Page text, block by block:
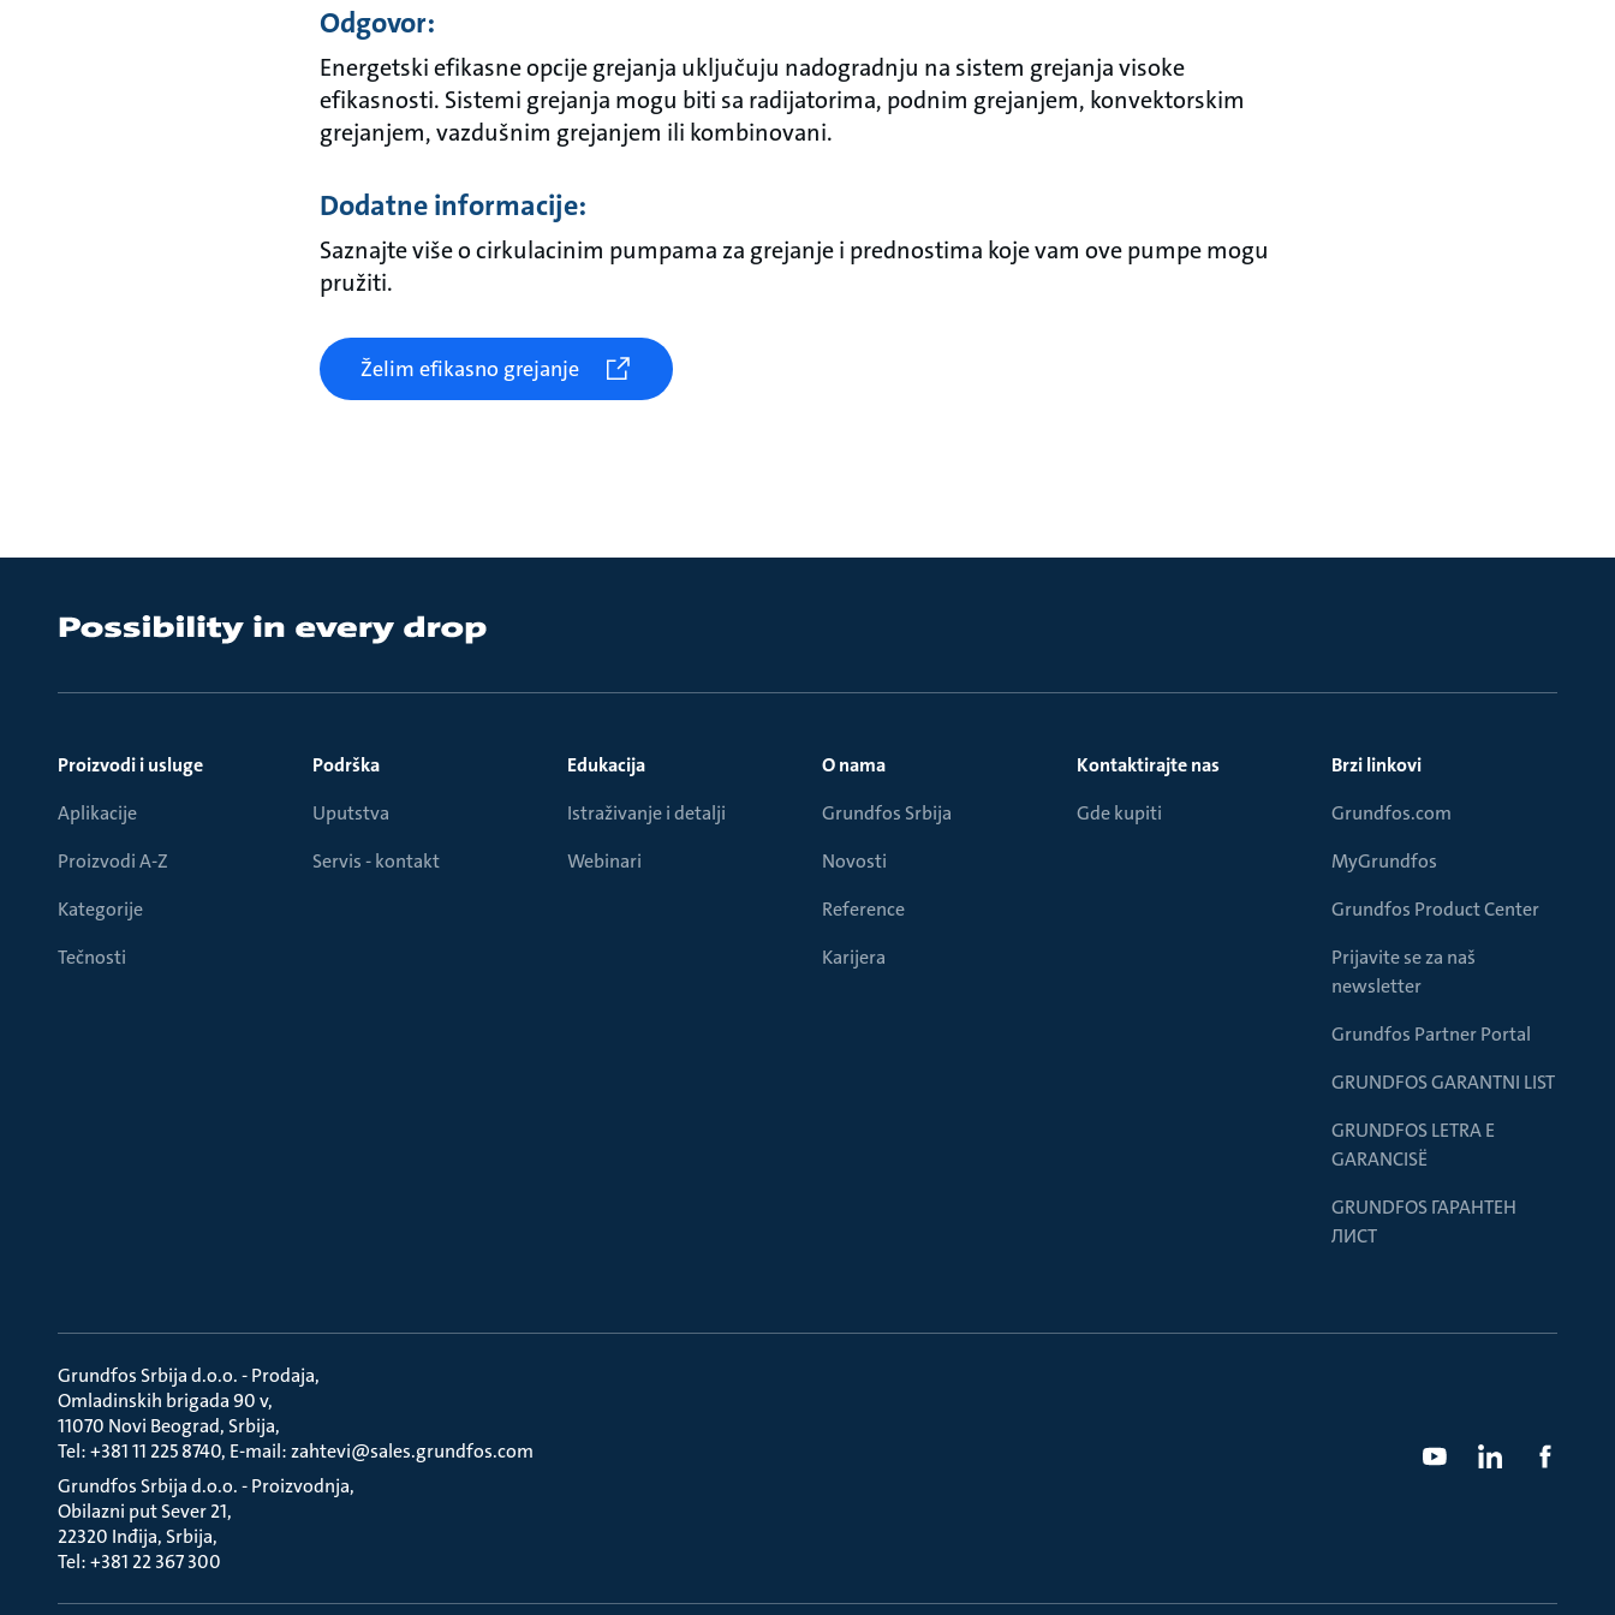
Odgovor:
Energetski efikasne opcije grejanja uključuju nadogradnju na sistem grejanja visoke
efikasnosti. Sistemi grejanja mogu biti sa radijatorima, podnim grejanjem, konvektorskim
grejanjem, vazdušnim grejanjem ili kombinovani.
Dodatne informacije:
Saznajte više o cirkulacinim pumpama za grejanje i prednostima koje vam ove pumpe mogu
pružiti.
Želim efikasno grejanje
Proizvodi i usluge
Aplikacije
Proizvodi A-Z
Kategorije
Tečnosti
Podrška
Uputstva
Servis - kontakt
Edukacija
Istraživanje i detalji
Webinari
O nama
Grundfos Srbija
Novosti
Reference
Karijera
Kontaktirajte nas
Gde kupiti
Brzi linkovi
Grundfos.com
MyGrundfos
Grundfos Product Center
Prijavite se za naš
newsletter
Grundfos Partner Portal
GRUNDFOS GARANTNI LIST
GRUNDFOS LETRA E
GARANCISË
GRUNDFOS ГАРАНТЕН
ЛИСТ
Grundfos Srbija d.o.o. - Prodaja
Omladinskih brigada 90 v
11070 Novi Beograd, Srbija
Tel: +381 11 225 8740, E-mail: zahtevi@sales.grundfos.com
Grundfos Srbija d.o.o. - Proizvodnja
Obilazni put Sever 21
22320 Inđija, Srbija
Tel: +381 22 367 300